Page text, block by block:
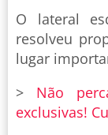
O lateral
resolveu
lugar
> Não
exclusivas!